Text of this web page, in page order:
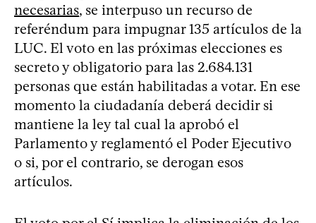
necesarias, se interpuso un recurso de
referéndum para impugnar 135 artículos de la
LUC. El voto en las próximas elecciones es
secreto y obligatorio para las 2.684.131
personas que están habilitadas a votar. En ese
momento la ciudadanía deberá decidir si
mantiene la ley tal cual la aprobó el
Parlamento y reglamentó el Poder Ejecutivo
o si, por el contrario, se derogan esos
artículos.